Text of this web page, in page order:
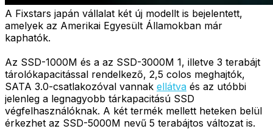
A Fixstars japán vállalat két új modellt is bejelentett,
amelyek az Amerikai Egyesült Államokban már
kaphatók.
Az SSD-1000M és a az SSD-3000M 1, illetve 3 terabájt
tárolókapacitással rendelkező, 2,5 colos meghajtók,
SATA 3.0-csatlakozóval vannak ellátva és az utóbbi
jelenleg a legnagyobb tárkapacitású SSD
végfelhasználóknak. A két termék mellett heteken belül
érkezhet az SSD-5000M nevű 5 terabájtos változat is.